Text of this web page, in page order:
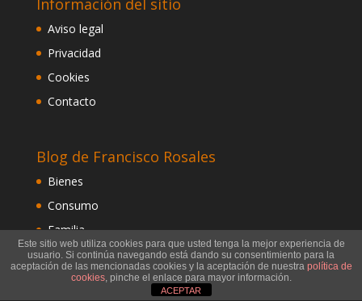
Información del sitio
Aviso legal
Privacidad
Cookies
Contacto
Blog de Francisco Rosales
Bienes
Consumo
Familia
Herencia
Hipotecas
Este sitio web utiliza cookies para que usted tenga la mejor experiencia de
usuario. Si continúa navegando está dando su consentimiento para la
aceptación de las mencionadas cookies y la aceptación de nuestra política de
cookies, pinche el enlace para mayor información.
ACEPTAR